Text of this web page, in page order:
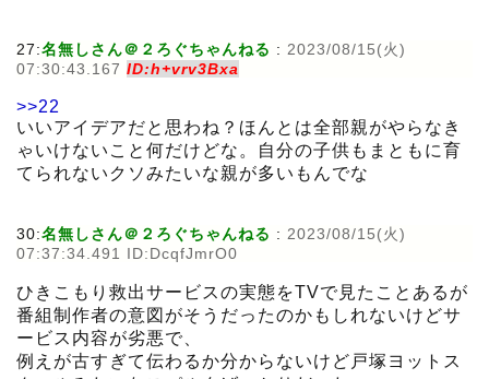
27:名無しさん＠２ろぐちゃんねる : 2023/08/15(火)
07:30:43.167 ID:h+vrv3Bxa
>>22
いいアイデアだと思わね？ほんとは全部親がやらなき
ゃいけないこと何だけどな。自分の子供もまともに育
てられないクソみたいな親が多いもんでな
30:名無しさん＠２ろぐちゃんねる : 2023/08/15(火)
07:37:34.491 ID:DcqfJmrO0
ひきこもり救出サービスの実態をTVで見たことあるが
番組制作者の意図がそうだったのかもしれないけどサ
ービス内容が劣悪で、
例えが古すぎて伝わるか分からないけど戸塚ヨットス